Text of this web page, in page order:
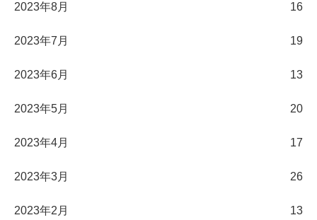
2023年8月 16
2023年7月 19
2023年6月 13
2023年5月 20
2023年4月 17
2023年3月 26
2023年2月 13